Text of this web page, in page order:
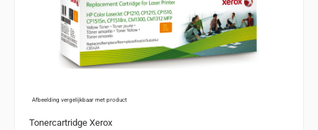
Afbeelding vergelijkbaar met product
Tonercartridge Xerox